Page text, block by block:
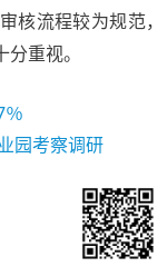
核流程较为规范，
重视。
％
园考察调研